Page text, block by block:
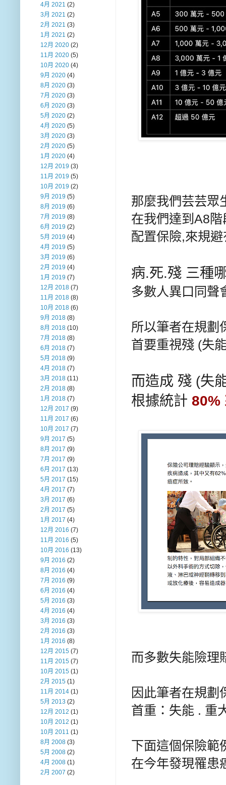
那麼我們芸芸眾
在我們達到A8
配置保險,來規
病.死.殘 三種
多數人異口同聲
所以筆者在規劃
首要重視殘 (失
而造成 殘 (失
根據統計 80%
而多數失能險理
因此筆者在規
首重：失能 . 重
下面這個保險範
在今年發現罹
4月 2021 (2)
3月 2021 (2)
2月 2021 (3)
1月 2021 (2)
12月 2020 (2)
11月 2020 (5)
10月 2020 (4)
9月 2020 (4)
8月 2020 (3)
7月 2020 (3)
6月 2020 (3)
5月 2020 (2)
4月 2020 (5)
3月 2020 (3)
2月 2020 (5)
1月 2020 (4)
12月 2019 (3)
11月 2019 (5)
10月 2019 (2)
9月 2019 (5)
8月 2019 (6)
7月 2019 (8)
6月 2019 (2)
5月 2019 (4)
4月 2019 (5)
3月 2019 (6)
2月 2019 (4)
1月 2019 (7)
12月 2018 (7)
11月 2018 (8)
10月 2018 (6)
9月 2018 (8)
8月 2018 (10)
7月 2018 (8)
6月 2018 (7)
5月 2018 (9)
4月 2018 (7)
3月 2018 (11)
2月 2018 (8)
1月 2018 (7)
12月 2017 (9)
11月 2017 (6)
10月 2017 (7)
9月 2017 (5)
8月 2017 (9)
7月 2017 (9)
6月 2017 (13)
5月 2017 (15)
4月 2017 (7)
3月 2017 (6)
2月 2017 (5)
1月 2017 (4)
12月 2016 (7)
11月 2016 (5)
10月 2016 (13)
9月 2016 (2)
8月 2016 (4)
7月 2016 (9)
6月 2016 (4)
5月 2016 (3)
4月 2016 (4)
3月 2016 (3)
2月 2016 (3)
1月 2016 (8)
12月 2015 (7)
11月 2015 (7)
10月 2015 (1)
2月 2015 (1)
11月 2014 (1)
5月 2013 (2)
12月 2012 (1)
10月 2012 (1)
10月 2011 (1)
8月 2008 (3)
5月 2008 (2)
4月 2008 (1)
2月 2007 (2)